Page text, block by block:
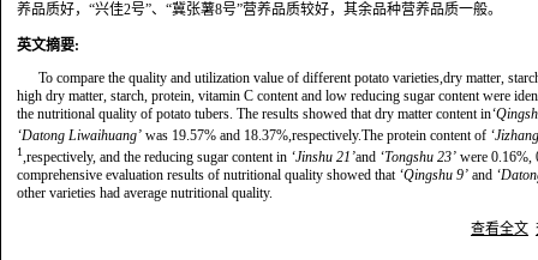
养品质好，“兴佳2号”、“冀张薯8号”营养品质较好，其余品种营养品质一般。
英文摘要:
To compare the quality and utilization value of different potato varieties,dry matter,
high dry matter, starch, protein, vitamin C content and low reducing sugar content were
the nutritional quality of potato tubers. The results showed that dry matter content in
‘Datong Liwaihuang’ was 19.57% and 18.37%,respectively.The protein content of
1,respectively, and the reducing sugar content in ‘Jinshu 21’and ‘Tongshu 23’ were 0.16%,
comprehensive evaluation results of nutritional quality showed that ‘Qingshu 9’ and
other varieties had average nutritional quality.
查看全文